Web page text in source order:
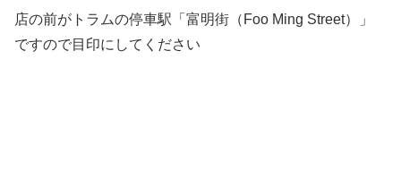
店の前がトラムの停車駅「富明街（Foo Ming Street）」
ですので目印にしてください